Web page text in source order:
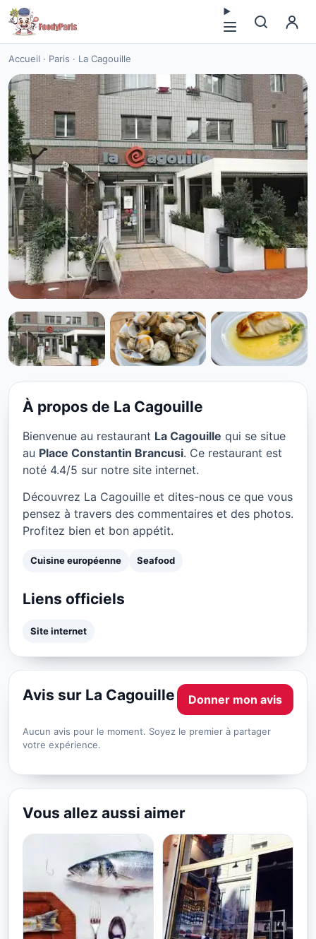
Accueil · Paris · La Cagouille
CUISINE EUROPÉENNE
La Cagouille à Paris
★ 4.4/5
À propos de La Cagouille
Bienvenue au restaurant La Cagouille qui se situe
au Place Constantin Brancusi. Ce restaurant est
noté 4.4/5 sur notre site internet.
Découvrez La Cagouille et dites-nous ce que vous
pensez à travers des commentaires et des photos.
Profitez bien et bon appétit.
Cuisine européenne Seafood
Liens officiels
Site internet
Avis sur La Cagouille Donner mon avis
Aucun avis pour le moment. Soyez le premier à partager
votre expérience.
Vous allez aussi aimer